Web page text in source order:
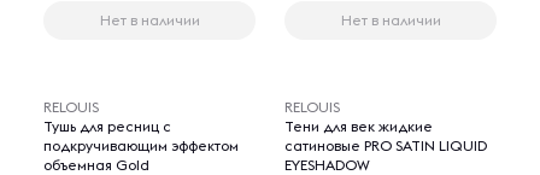
Нет в наличии Нет в наличии
RELOUIS
Тушь для ресниц с
подкручивающим эффектом
объемная Gold
RELOUIS
Тени для век жидкие
сатиновые PRO SATIN LIQUID
EYESHADOW